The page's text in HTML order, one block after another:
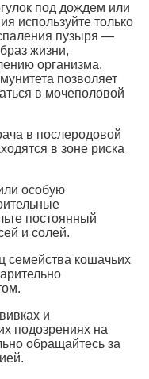
под дождем или
используйте только
пузыря —
жизни,
организма.
позволяет
в мочеполовой
в послеродовой
в зоне риска
особую
постоянный
и солей.
семейства кошачьих
и
подозрениях на
обращайтесь за